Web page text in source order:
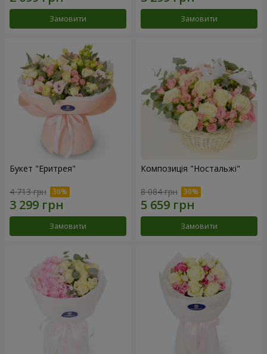
Замовити Замовити
Букет "Еритрея"
4 713 грн
Замовити
Композиція "Ностальжі"
8 084 грн
Замовити